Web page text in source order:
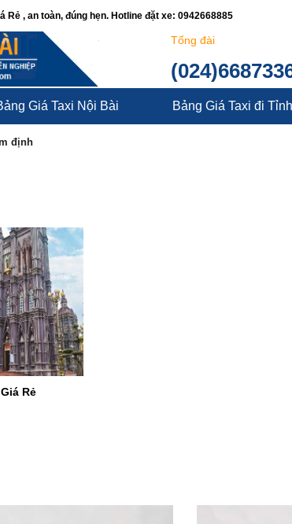
Rẻ , an toàn, đúng hẹn. Hotline đặt xe: 0942668885
Tổng đài
Giá Taxi Nội Bài Bảng Giá Taxi đi Tỉnh
định
Rẻ